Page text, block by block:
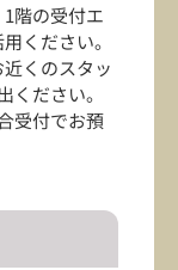
階の受付エ
ください。
くのスタッ
ください。
受付でお預